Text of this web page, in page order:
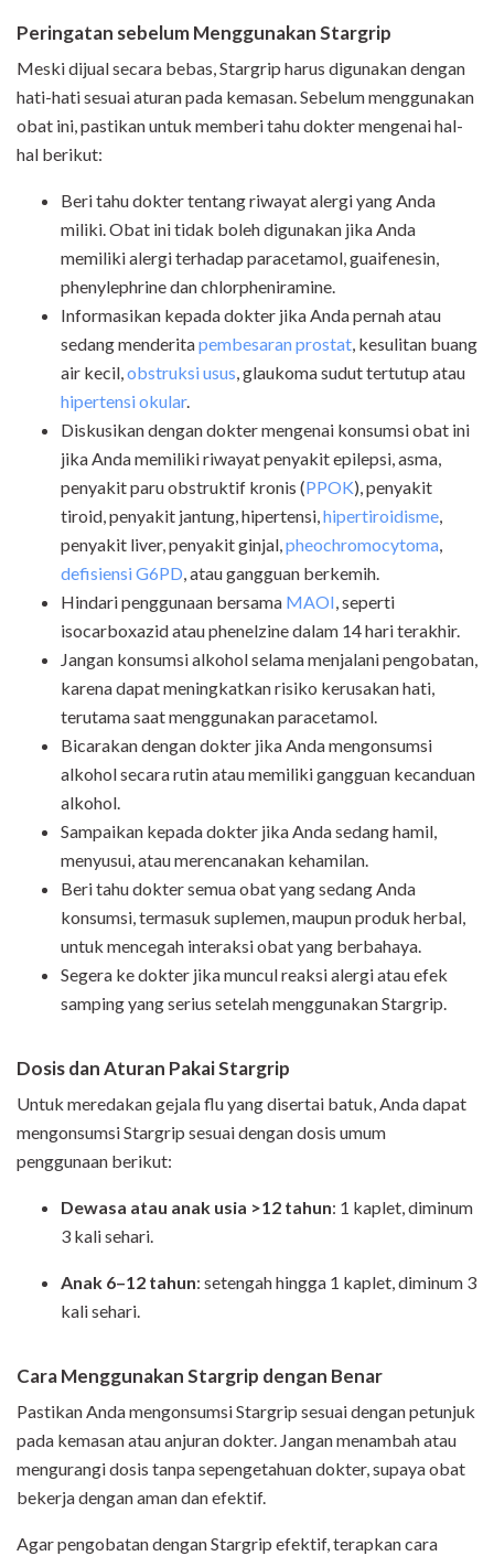
Peringatan sebelum Menggunakan Stargrip
Meski dijual secara bebas, Stargrip harus digunakan dengan
hati-hati sesuai aturan pada kemasan. Sebelum menggunakan
obat ini, pastikan untuk memberi tahu dokter mengenai hal-
hal berikut:
Beri tahu dokter tentang riwayat alergi yang Anda
miliki. Obat ini tidak boleh digunakan jika Anda
memiliki alergi terhadap paracetamol, guaifenesin,
phenylephrine dan chlorpheniramine.
Informasikan kepada dokter jika Anda pernah atau
sedang menderitapembesaran prostat, kesulitan buang
air kecil,obstruksi usus, glaukoma sudut tertutup atau
hipertensi okular.
Diskusikan dengan dokter mengenai konsumsi obat ini
jika Anda memiliki riwayat penyakit epilepsi, asma,
penyakit paru obstruktif kronis (PPOK), penyakit
tiroid, penyakit jantung, hipertensi,hipertiroidisme,
penyakit liver, penyakit ginjal,pheochromocytoma,
defisiensi G6PD, atau gangguan berkemih.
Hindari penggunaan bersama MAOI, seperti
isocarboxazid atau phenelzine dalam 14 hari terakhir.
Jangan konsumsi alkohol selama menjalani pengobatan,
karena dapat meningkatkan risiko kerusakan hati,
terutama saat menggunakan paracetamol.
Bicarakan dengan dokter jika Anda mengonsumsi
alkohol secara rutin atau memiliki gangguan kecanduan
alkohol.
Sampaikan kepada dokter jika Anda sedang hamil,
menyusui, atau merencanakan kehamilan.
Beri tahu dokter semua obat yang sedang Anda
konsumsi, termasuk suplemen, maupun produk herbal,
untuk mencegah interaksi obat yang berbahaya.
Segera ke dokter jika muncul reaksi alergi atau efek
samping yang serius setelah menggunakan Stargrip.
Dosis dan Aturan Pakai Stargrip
Untuk meredakan gejala flu yang disertai batuk, Anda dapat
mengonsumsi Stargrip sesuai dengan dosis umum
penggunaan berikut:
Dewasa atau anak usia >12 tahun: 1 kaplet, diminum
3 kali sehari.
Anak 6–12 tahun: setengah hingga 1 kaplet, diminum 3
kali sehari.
Cara Menggunakan Stargrip dengan Benar
Pastikan Anda mengonsumsi Stargrip sesuai dengan petunjuk
pada kemasan atau anjuran dokter. Jangan menambah atau
mengurangi dosis tanpa sepengetahuan dokter, supaya obat
bekerja dengan aman dan efektif.
Agar pengobatan dengan Stargrip efektif, terapkan cara